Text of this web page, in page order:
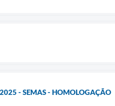
- SEMAS - HOMOLOGAÇÃO